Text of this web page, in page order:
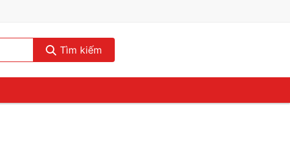
Tìm kiếm